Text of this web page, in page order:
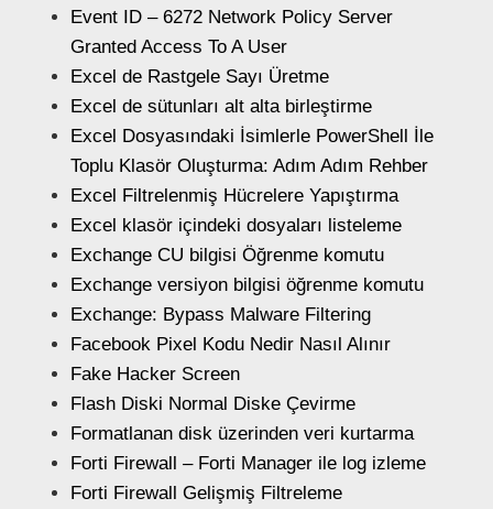
Event ID – 6272 Network Policy Server
Granted Access To A User
Excel de Rastgele Sayı Üretme
Excel de sütunları alt alta birleştirme
Excel Dosyasındaki İsimlerle PowerShell İle
Toplu Klasör Oluşturma: Adım Adım Rehber
Excel Filtrelenmiş Hücrelere Yapıştırma
Excel klasör içindeki dosyaları listeleme
Exchange CU bilgisi Öğrenme komutu
Exchange versiyon bilgisi öğrenme komutu
Exchange: Bypass Malware Filtering
Facebook Pixel Kodu Nedir Nasıl Alınır
Fake Hacker Screen
Flash Diski Normal Diske Çevirme
Formatlanan disk üzerinden veri kurtarma
Forti Firewall – Forti Manager ile log izleme
Forti Firewall Gelişmiş Filtreleme